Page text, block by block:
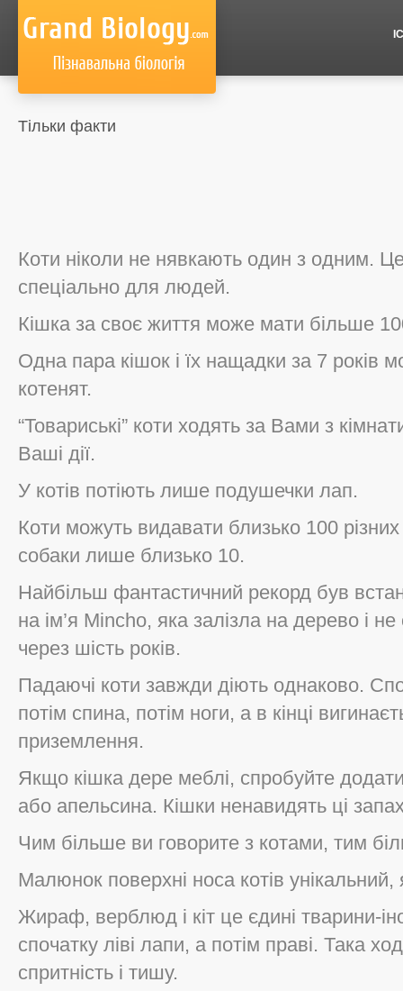
Тільки факти
Коти ніколи не нявкають один з одним.
спеціально для людей.
Кішка за своє життя може мати більше
Одна пара кішок і їх нащадки за 7 років
котенят.
“Товариські” коти ходять за Вами з
Ваші дії.
У котів потіють лише подушечки лап.
Коти можуть видавати близько 100
собаки лише близько 10.
Найбільш фантастичний рекорд був
на ім’я Mincho, яка залізла на дерево і
через шість років.
Падаючі коти завжди діють однаково.
потім спина, потім ноги, а в кінці
приземлення.
Якщо кішка дере меблі, спробуйте
або апельсина. Кішки ненавидять ці
Чим більше ви говорите з котами, тим
Малюнок поверхні носа котів
Жираф, верблюд і кіт це єдині тварини-
спочатку ліві лапи, а потім праві. Така
спритність і тишу.